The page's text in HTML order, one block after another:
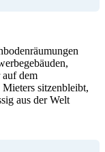
dem
Mieters sitzenbleibt,
aus der Welt